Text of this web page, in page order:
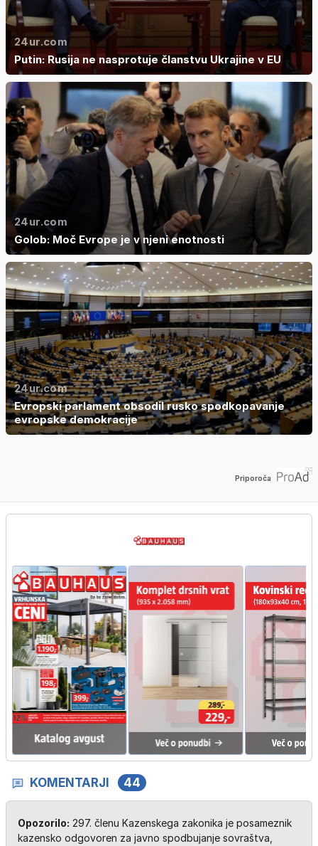
24ur.com
Putin: Rusija ne nasprotuje članstvu Ukrajine v EU
24ur.com
Golob: Moč Evrope je v njeni enotnosti
24ur.com
Evropski parlament obsodil rusko spodkopavanje
evropske demokracije
Priporoča
KOMENTARJI 44
Opozorilo: 297. členu Kazenskega zakonika je posameznik
kazensko odgovoren za javno spodbujanje sovraštva,